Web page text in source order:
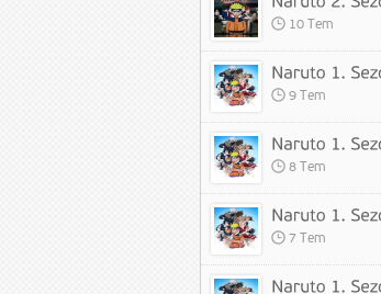
10 Tem
9 Tem
8 Tem
7 Tem